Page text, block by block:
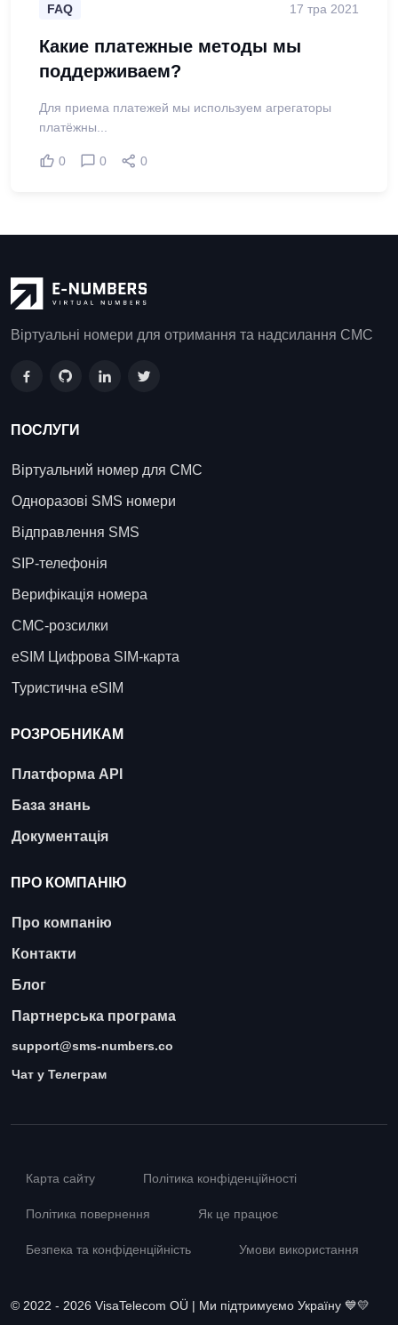
FAQ 17 тра 2021
Какие платежные методы мы
поддерживаем?
Для приема платежей мы используем агрегаторы
платёжны...
0 0 0
Віртуальні номери для отримання та надсилання СМС
ПОСЛУГИ
Віртуальний номер для СМС
Одноразові SMS номери
Відправлення SMS
SIP-телефонія
Верифікація номера
СМС-розсилки
eSIM Цифрова SIM-карта
Туристична eSIM
РОЗРОБНИКАМ
Платформа API
База знань
Документація
ПРО КОМПАНІЮ
Про компанію
Контакти
Блог
Партнерська програма
support@sms-numbers.co
Чат у Телеграм
Карта сайту Політика конфіденційності
Політика повернення Як це працює
Безпека та конфіденційність Умови використання
© 2022 - 2026 VisaTelecom OÜ | Ми підтримуємо Україну 💙💛